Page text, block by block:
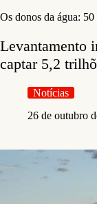
Os donos da água:
Levantamento
captar 5,2
Notícias
26 de outubro